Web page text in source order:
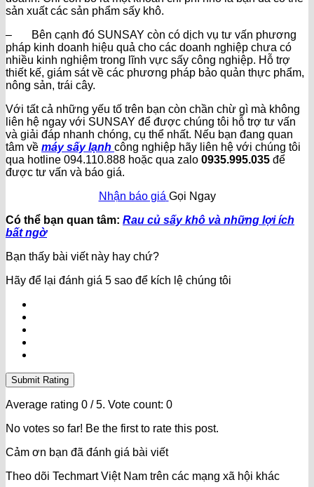
sản xuất các sản phẩm sấy khô.
– Bên cạnh đó SUNSAY còn có dịch vụ tư vấn phương
pháp kinh doanh hiệu quả cho các doanh nghiệp chưa có
nhiều kinh nghiệm trong lĩnh vực sấy công nghiệp. Hỗ trợ
thiết kế, giám sát về các phương pháp bảo quản thực phẩm,
nông sản, trái cây.
Với tất cả những yếu tố trên bạn còn chần chừ gì mà không
liên hệ ngay với SUNSAY để được chúng tôi hỗ trợ tư vấn
và giải đáp nhanh chóng, cụ thể nhất. Nếu bạn đang quan
tâm về máy sấy lạnh công nghiệp hãy liên hệ với chúng tôi
qua hotline 094.110.888 hoặc qua zalo 0935.995.035 để
được tư vấn và báo giá.
Nhận báo giá Gọi Ngay
Có thể bạn quan tâm: Rau củ sấy khô và những lợi ích
bất ngờ
Bạn thấy bài viết này hay chứ?
Hãy để lại đánh giá 5 sao để kích lệ chúng tôi
Submit Rating
Average rating 0 / 5. Vote count: 0
No votes so far! Be the first to rate this post.
Cảm ơn bạn đã đánh giá bài viết
Theo dõi Techmart Việt Nam trên các mạng xã hội khác